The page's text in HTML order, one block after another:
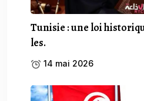
Tunisie : une loi
les.
14 mai 2026